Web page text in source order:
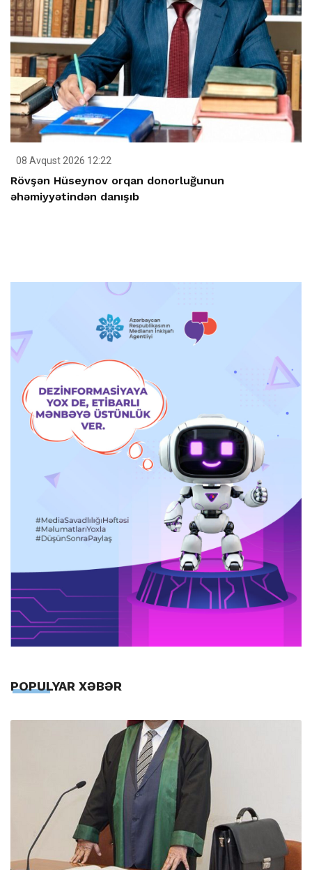
08 Avqust 2026 12:22
Rövşən Hüseynov orqan donorluğunun
əhəmiyyətindən danışıb
POPULYAR XƏBƏR